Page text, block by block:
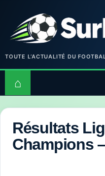
TOUTE L’ACTUALITÉ DU
⌂
Résultats
Champions